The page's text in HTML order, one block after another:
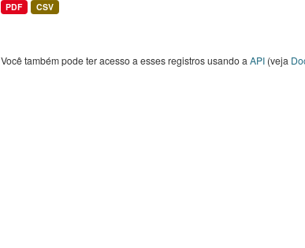
PDF CSV
Você também pode ter acesso a esses registros usando a API(veja